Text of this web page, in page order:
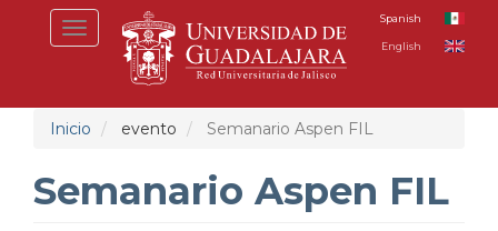
Toggle
navigation
Spanish
English
Inicio evento Semanario Aspen FIL
Semanario Aspen FIL